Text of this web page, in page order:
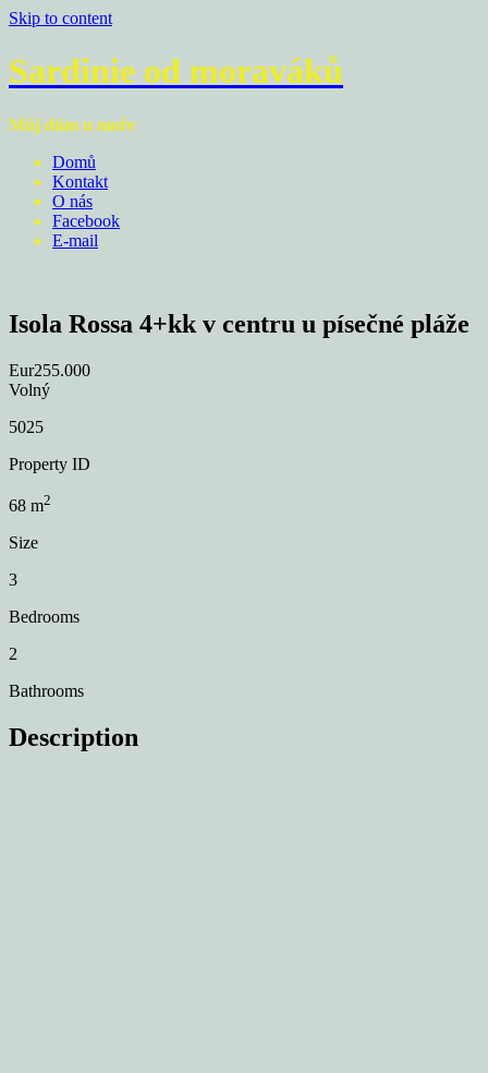
Skip to content
Sardinie od moraváků
Můj dům u moře
Domů
Kontakt
O nás
Facebook
E-mail
Isola Rossa 4+kk v centru u písečné pláže
Eur255.000
Volný
5025
Property ID
68 m2
Size
3
Bedrooms
2
Bathrooms
Description